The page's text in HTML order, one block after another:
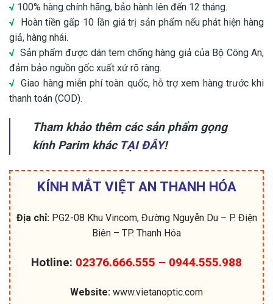
√ 100% hàng chính hãng, bảo hành lên đến 12 tháng.
√ Hoàn tiền gấp 10 lần giá trị sản phẩm nếu phát hiện hàng
giả, hàng nhái.
√ Sản phẩm được dán tem chống hàng giả của Bộ Công An,
đảm bảo nguồn gốc xuất xứ rõ ràng.
√ Giao hàng miễn phí toàn quốc, hỗ trợ xem hàng trước khi
thanh toán (COD).
Tham khảo thêm các sản phẩm gọng
kính Parim khác TẠI ĐÂY!
KÍNH MẮT VIỆT AN THANH HÓA
Địa chỉ:PG2-08 Khu Vincom, Đường Nguyễn Du – P. Điện
Biên – TP. Thanh Hóa
Hotline: 02376.666.555 – 0944.555.988
Website: www.vietanoptic.com